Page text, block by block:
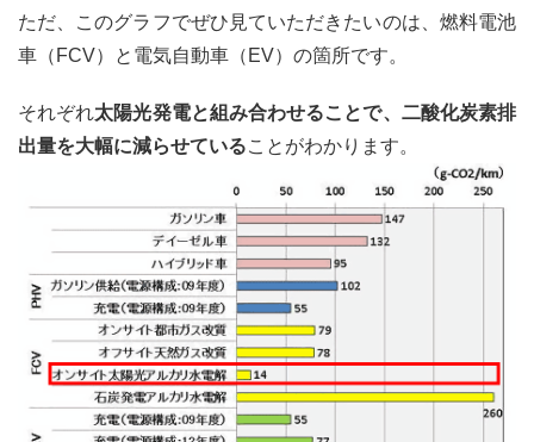
ただ、このグラフでぜひ見ていただきたいのは、燃料電池
車（FCV）と電気自動車（EV）の箇所です。
それぞれ太陽光発電と組み合わせることで、二酸化炭素排
出量を大幅に減らせていることがわかります。